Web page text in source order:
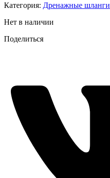
Категория: Дренажные шланги
Нет в наличии
Поделиться